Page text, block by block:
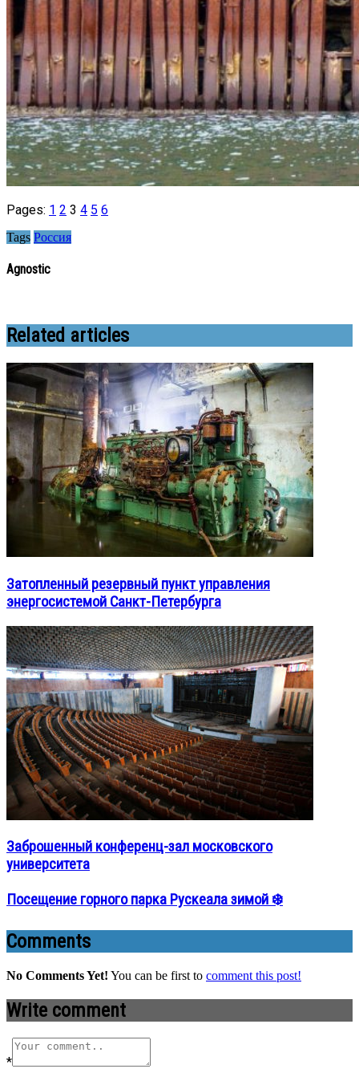
Pages: 1 2 3 4 5 6
Tags Россия
Agnostic
Related articles
Затопленный резервный пункт управления
энергосистемой Санкт-Петербурга
Заброшенный конференц-зал московского
университета
Посещение горного парка Рускеала зимой ❄️
Comments
No Comments Yet! You can be first to comment this post!
Write comment
*